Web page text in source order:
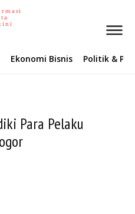
Ekonomi Bisnis Politik &
Para Pelaku